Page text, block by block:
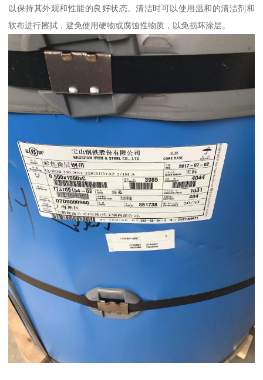
以保持其外观和性能的良好状态。清洁时可以使用温和的清洁剂和
软布进行擦拭，避免使用硬物或腐蚀性物质，以免损坏涂层。